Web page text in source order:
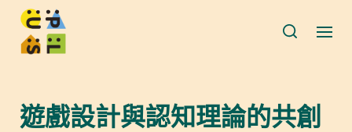
遊戲設計與認知理論的共創